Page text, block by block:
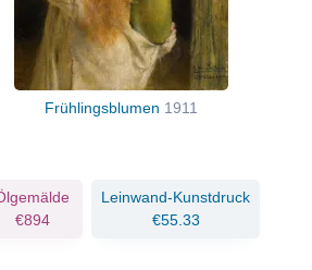
Frühlingsblumen 1911
€894
Leinwand-Kunstdruck
€55.33